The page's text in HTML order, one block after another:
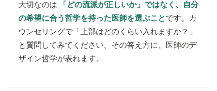
大切なのは
「どの流派が正しいか」ではなく、自分
の希望に合う哲学を持った医師を選ぶことです。カ
ウンセリングで「上部はどのくらい入れますか？」
と質問してみてください。その答え方に、医師のデ
ザイン哲学が表れます。